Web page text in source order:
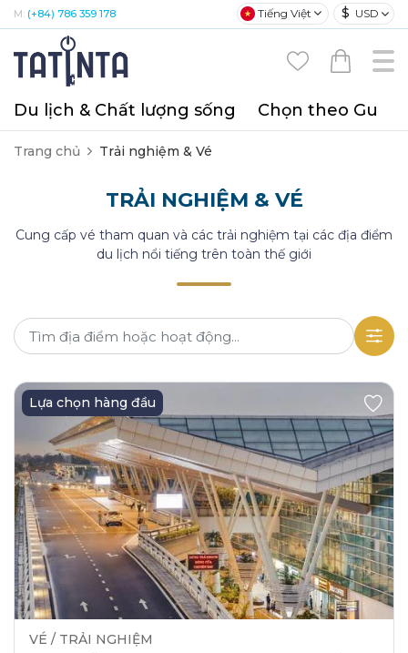
M: (+84) 786 359 178 Tiếng Việt $ USD
Du lịch & Chất lượng sống Chọn theo Gu
Trang chủ Trải nghiệm & Vé
TRẢI NGHIỆM & VÉ
Cung cấp vé tham quan và các trải nghiệm tại các địa điểm
du lịch nổi tiếng trên toàn thế giới
Lựa chọn hàng đầu
VÉ / TRẢI NGHIỆM